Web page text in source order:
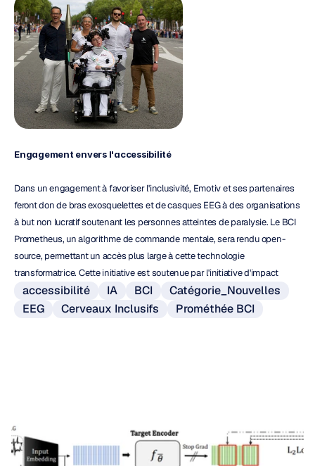
Engagement envers l'accessibilité
Dans un engagement à favoriser l'inclusivité, Emotiv et ses partenaires
feront don de bras exosquelettes et de casques EEG à des organisations
à but non lucratif soutenant les personnes atteintes de paralysie. Le BCI
Prometheus, un algorithme de commande mentale, sera rendu open-
source, permettant un accès plus large à cette technologie
transformatrice. Cette initiative est soutenue par l'initiative d'impact
accessibilité IA BCI
Catégorie_Nouvelles
EEG
Cerveaux Inclusifs Prométhée BCI